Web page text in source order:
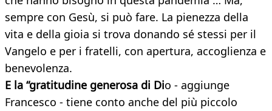
sempre con Gesù, si può fare. La pienezza della
vita e della gioia si trova donando sé stessi per il
Vangelo e per i fratelli, con apertura, accoglienza e
benevolenza.
E la “gratitudine generosa di Dio - aggiunge
Francesco - tiene conto anche del più piccolo